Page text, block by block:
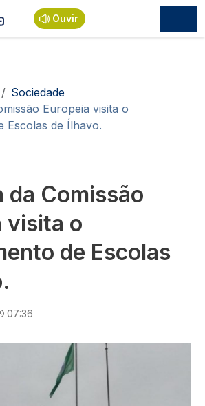
principal
Ouvir
estrutural
Sociedade
Europeia visita o
Escolas de Ílhavo.
da Comissão
visita o
de Escolas
07:36